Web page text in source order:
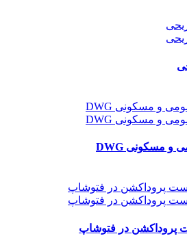
پروداکشن در فتوشاپ